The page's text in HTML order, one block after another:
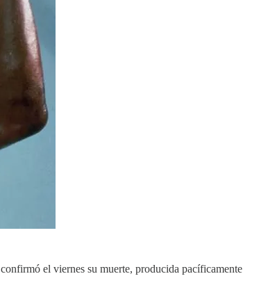
confirmó el viernes su muerte, producida pacíficamente